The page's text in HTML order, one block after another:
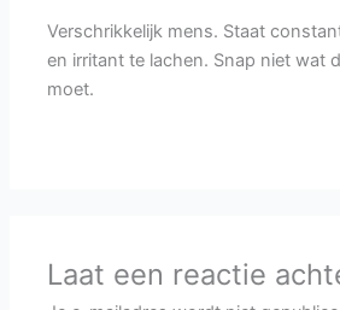
Verschrikkelijk mens. Staat
en irritant te lachen. Snap niet wat
moet.
Laat een reactie